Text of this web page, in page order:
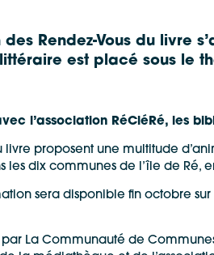
Rendez-Vous du livre
est placé sous le
l’association RéCléRé, les
livre proposent une multitude
dix communes de l’île de Ré,
sera disponible fin octobre
La Communauté de